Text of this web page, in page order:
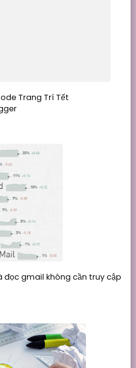
Trang Trí Tết
đọc gmail không cần truy cập